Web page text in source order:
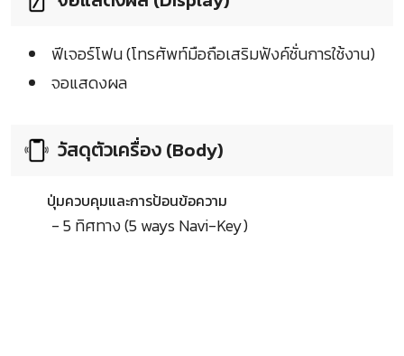
ฟีเจอร์โฟน (โทรศัพท์มือถือเสริมฟังค์ชั่นการใช้งาน)
จอแสดงผล
วัสดุตัวเครื่อง (Body)
ปุ่มควบคุมและการป้อนข้อความ
- 5 ทิศทาง (5 ways Navi-Key)